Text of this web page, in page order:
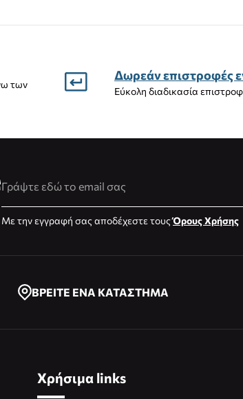
των
Δωρεάν επιστροφές
Εύκολη διαδικασία
Με την εγγραφή σας αποδέχεστε τουςΌρους Χρήσης
ΒΡΕΙΤΕ ΕΝΑ ΚΑΤΑΣΤΗΜΑ
Χρήσιμα links